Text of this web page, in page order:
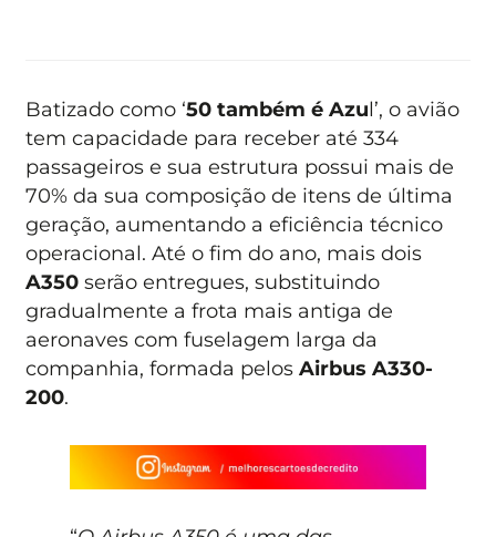
Batizado como ‘50 também é Azul’, o avião
tem capacidade para receber até 334
passageiros e sua estrutura possui mais de
70% da sua composição de itens de última
geração, aumentando a eficiência técnico
operacional. Até o fim do ano, mais dois
A350serão entregues, substituindo
gradualmente a frota mais antiga de
aeronaves com fuselagem larga da
companhia, formada pelosAirbus A330-
200.